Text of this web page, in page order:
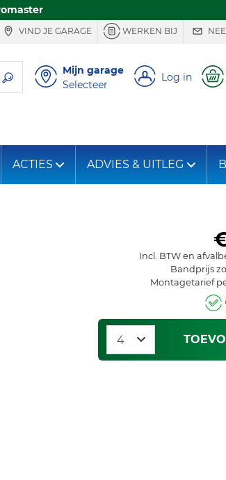
VIND JE GARAGE WERKEN BIJ
Mijn garage
Selecteer
Log in
ACTIES ADVIES & UITLEG
Incl. BTW en
Bandprijs
Montagetarief